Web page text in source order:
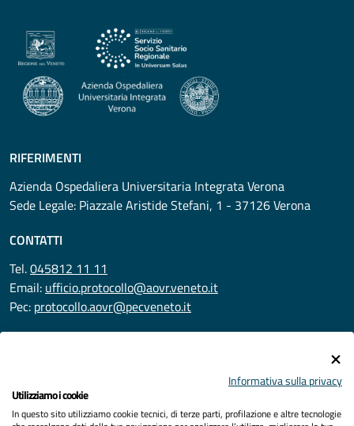
RIFERIMENTI
Azienda Ospedaliera Universitaria Integrata Verona
Sede Legale: Piazzale Aristide Stefani, 1 - 37126 Verona
CONTATTI
Tel.045812 11 11
Email: ufficio.protocollo@aovr.veneto.it
Pec: protocollo.aovr@pecveneto.it
Privacy
Informativa sulla privacy
Utilizziamo i cookie
In questo sito utilizziamo cookie tecnici, di terze parti, profilazione e altre tecnologie